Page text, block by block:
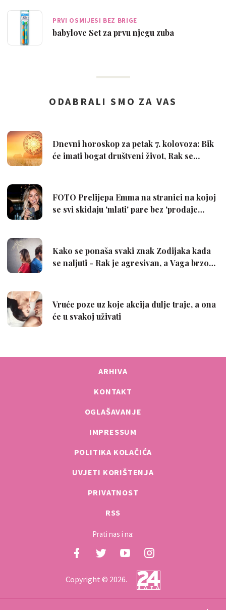
PRVI OSMIJESI BEZ BRIGE
babylove Set za prvu njegu zuba
ARHIVA
KONTAKT
OGLAŠAVANJE
IMPRESSUM
POLITIKA KOLAČIĆA
UVJETI KORIŠTENJA
PRIVATNOST
RSS
Prati nas i na:
Copyright © 2026.